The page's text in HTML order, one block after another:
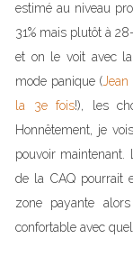
estimé au niveau
31% mais plutôt à
et on le voit avec
mode panique (
la 3e fois!), les
Honnêtement, je
pouvoir
de la CAQ pourrait
zone payante
confortable avec